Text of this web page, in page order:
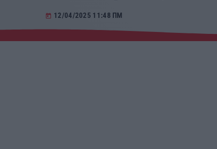
today 12/04/2025 11:48 ΠΜ